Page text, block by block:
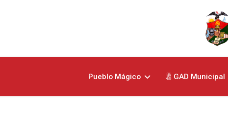
Pueblo Mágico GAD Municipal